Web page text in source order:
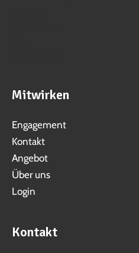
Mitwirken
Engagement
Kontakt
Angebot
Über uns
Login
Kontakt